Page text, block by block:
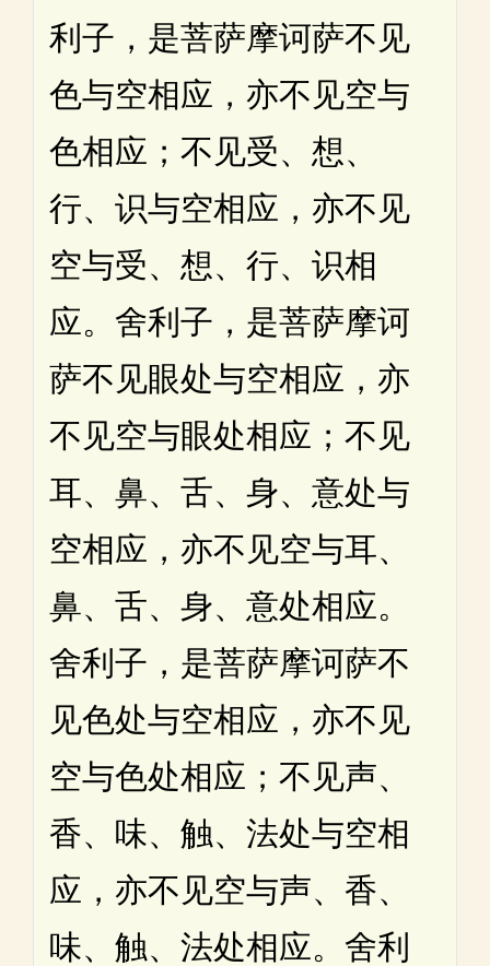
利子，是菩萨摩诃萨不见
色与空相应，亦不见空与
色相应；不见受、想、
行、识与空相应，亦不见
空与受、想、行、识相
应。舍利子，是菩萨摩诃
萨不见眼处与空相应，亦
不见空与眼处相应；不见
耳、鼻、舌、身、意处与
空相应，亦不见空与耳、
鼻、舌、身、意处相应。
舍利子，是菩萨摩诃萨不
见色处与空相应，亦不见
空与色处相应；不见声、
香、味、触、法处与空相
应，亦不见空与声、香、
味、触、法处相应。舍利